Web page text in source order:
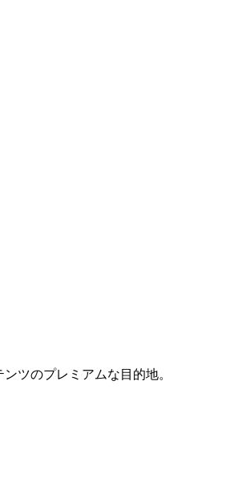
ツのプレミアムな目的地。